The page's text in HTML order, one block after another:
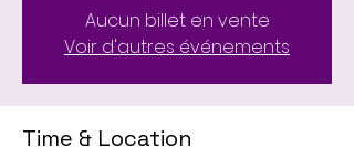
Aucun billet en vente
Voir d'autres événements
Time & Location